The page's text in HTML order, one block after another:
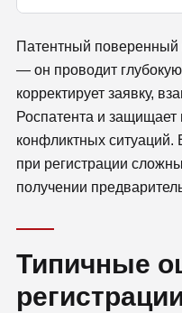
Патентный поверенный
— он проводит
корректирует заявку,
Роспатента и
конфликтных ситуаций.
при регистрации
получении
Типичные